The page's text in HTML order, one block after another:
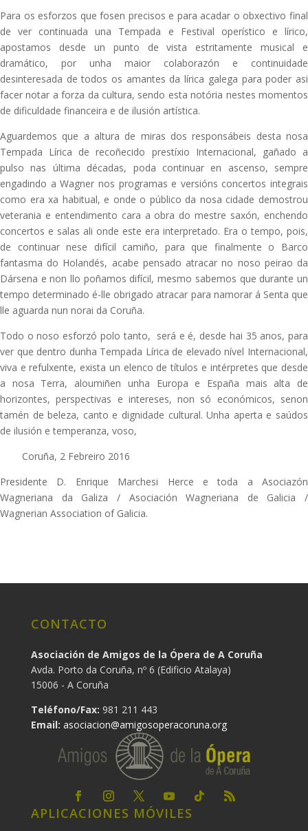
Para os esforzos que fosen precisos e para acadar o obxectivo final
de ver continuada una Tempada e Festival operístico e lírico,
apostamos desde un punto de vista estritamente musical e
dramático, por unha maior colaborazón e continuidade
desinteresada de todos os amantes da lírica galega para poder asi
facer notar a forza da cultura, sendo esta notória nestes momentos
de dificuldade financeira e de ilusión artística.
Aguardemos que a altura de miras dos responsábeis desta nosa
Tempada Lírica de recoñecido prestíxio Internacional, gañado a
pulso nas última décadas, poda continuar en ascenso, sempre
engadindo a Wagner nos programas e versións concertos integrais
como era xa habitual, e onde o público da nosa cidade demostrou
veterania e entendimento cara a obra do mestre saxón, enchendo
concertos e salas ali onde este era interpretado. Era o tempo, pois,
de continuar nese difícil camiño, para que finalmente o Barco
fantasma do Holandés, acabe pensado atracar no noso peirao da
Dársena e non llo poñamos difícil, mesmo sabemos que durante un
tempo determinado é-lle obrigado atracar para namorar á Senta que
lle aguarda nun norai da Coruña.
Todo o noso esforzó polo tanto, será e é, desde hai 35 anos, para
ver que dentro dunha Tempada Lírica de elevado nível Internacional,
viva e refulxente, exista un elenco de títulos e intérpretes que desde
a nosa Terra, aloumiñen unha Europa e España mais alta de
horizontes, perspectivas e intereses, non só económicos, senon
tamén de beleza, canto e dignidade cultural. Unha aperta e saúdos
de ilusión e temperanza, voso,
Coruña, 2 Febreiro 2016
Presidente D. Enrique Marchesi Herce e toda a Asociazón
Wagneriana da Galiza / Asociación Wagneriana de Galicia /
Wagnerian Association of Galicia.
CONTACTO
Asociación de Amigos de la Ópera de A Coruña
Avda. Porto da Coruña, nº 6 (Edificio Atalaya)
15006 - A Coruña
Teléfono/Fax: 981 211 443
Email: asociacion@amigosoperacoruna.org
APLICACIONES MÓVILES